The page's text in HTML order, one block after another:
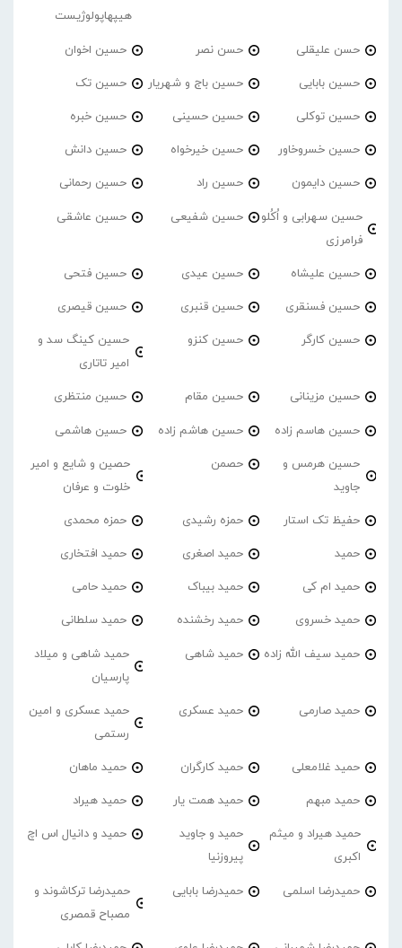
هیپهاپولوژیست
حسن علیقلی حسن نصر حسین اخوان
حسین بابایی حسین باج و شهریار حسین تک
حسین توکلی حسین حسینی حسین خبره
حسین خسروخاور حسین خیرخواه حسین دانش
حسین دایمون حسین راد حسین رحمانی
حسین سهرابی و اُکُلو
فرامرزی
حسین شفیعی حسین عاشقی
حسین علیشاه حسین عیدی حسین فتحی
حسین فسنقری حسین قنبری حسین قیصری
حسین کارگر حسین کنزو
حسین کینگ سد و
امیر تاتاری
حسین مزینانی حسین مقام حسین منتظری
حسین هاسم زاده حسین هاشم زاده حسین هاشمی
حسین هرمس و
جاوید
حصمن
حصین و شایع و امیر
خلوت و عرفان
حفیظ تک استار حمزه رشیدی حمزه محمدی
حمید حمید اصغری حمید افتخاری
حمید ام کی حمید بیباک حمید حامی
حمید خسروی حمید رخشنده حمید سلطانی
حمید سیف الله زاده حمید شاهی
حمید شاهی و میلاد
پارسیان
حمید صارمی حمید عسکری
حمید عسکری و امین
رستمی
حمید غلامعلی حمید کارگران حمید ماهان
حمید مبهم حمید همت یار حمید هیراد
حمید هیراد و میثم
اکبری
حمید و جاوید
پیروزنیا
حمید و دانیال اس اچ
حمیدرضا اسلمی حمیدرضا بابایی
حمیدرضا ترکاشوند و
مصباح قمصری